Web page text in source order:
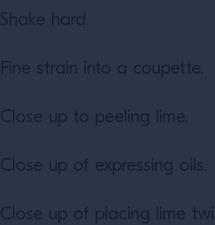
Shake hard.
Fine strain into a coupette.
Close up to peeling lime.
Close up of expressing oils.
Close up of placing lime